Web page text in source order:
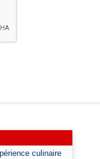
culinaire